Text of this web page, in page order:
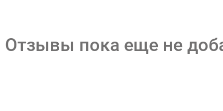
Отзывы пока еще не